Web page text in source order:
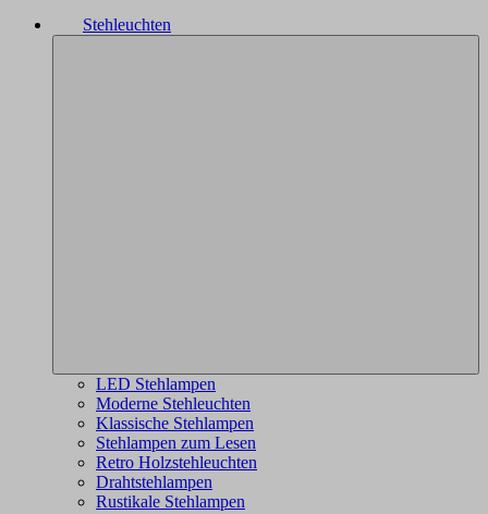
Stehleuchten
LED Stehlampen
Moderne Stehleuchten
Klassische Stehlampen
Stehlampen zum Lesen
Retro Holzstehleuchten
Drahtstehlampen
Rustikale Stehlampen